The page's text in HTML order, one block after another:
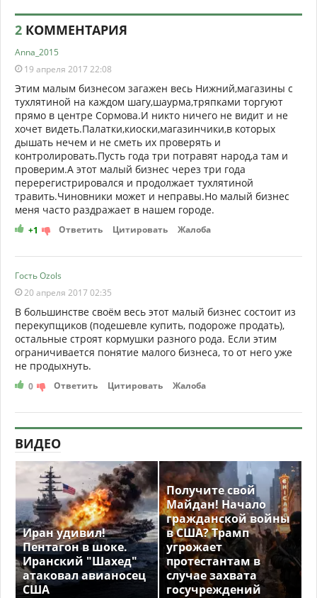
2 КОММЕНТАРИЯ
Anna_2015
19 апреля 2017 22:08
Этим малым бизнесом загажен весь Нижний,магазины с
тухлятиной на каждом шагу,шаурма,тряпками торгуют
прямо в центре Сормова.И никто ничего не видит и не
хочет видеть.Палатки,киоски,магазинчики,в которых
дышать нечем и не сметь их проверять и
контролировать.Пусть года три потравят народ,а там и
проверим.А этот малый бизнес через три года
перерегистрировался и продолжает тухлятиной
травить.Чиновники может и неправы.Но малый бизнес
меня часто раздражает в нашем городе.
+1 Ответить Цитировать Жалоба
Гость Ozols
20 апреля 2017 02:35
В большинстве своём весь этот малый бизнес состоит из
перекупщиков (подешевле купить, подороже продать),
остальные строят кормушки разного рода. Если этим
ограничивается понятие малого бизнеса, то от него уже
не продыхнуть.
0 Ответить Цитировать Жалоба
ВИДЕО
Иран удивил!
Пентагон в шоке.
Иранский "Шахед"
атаковал авианосец
США
Получите свой
Майдан! Начало
гражданской войны
в США? Трамп
угрожает
протестантам в
случае захвата
госучреждений